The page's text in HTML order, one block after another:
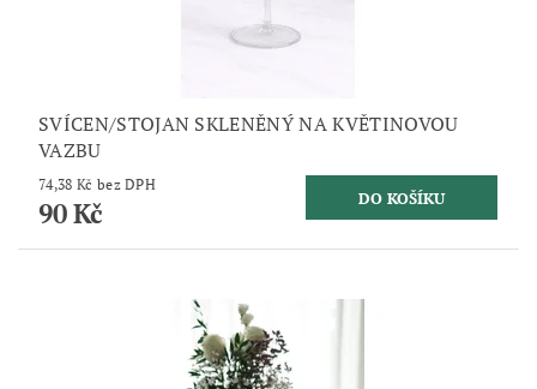
SVÍCEN/STOJAN SKLENĚNÝ NA KVĚTINOVOU
VAZBU
74,38 Kč bez DPH
90 Kč